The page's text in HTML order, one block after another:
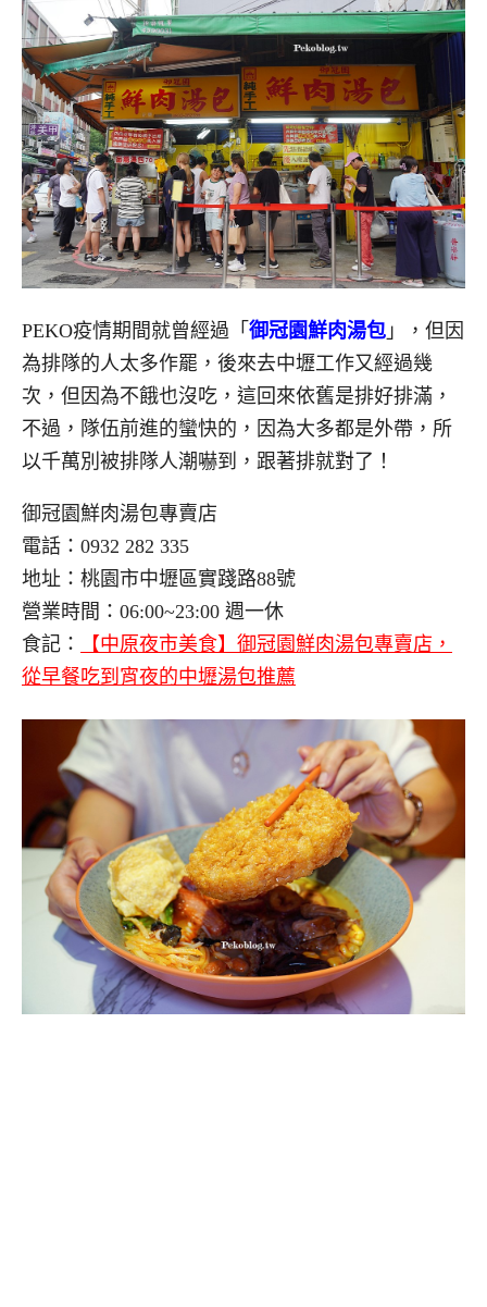
PEKO疫情期間就曾經過「 御冠園鮮肉湯包 」，但因
為排隊的人太多作罷，後來去中壢工作又經過幾
次，但因為不餓也沒吃，這回來依舊是排好排滿，
不過，隊伍前進的蠻快的，因為大多都是外帶，所
以千萬別被排隊人潮嚇到，跟著排就對了！
御冠園鮮肉湯包專賣店
電話：0932 282 335
地址：桃園市中壢區實踐路88號
營業時間：06:00~23:00 週一休
食記：
【中原夜市美食】御冠園鮮肉湯包專賣店，
從早餐吃到宵夜的中壢湯包推薦